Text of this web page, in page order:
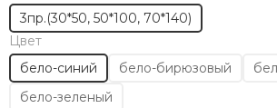
3пр.(30*50, 50*100, 70*140)
Цвет
бело-синий
бело-бирюзовый
бело-зеленый